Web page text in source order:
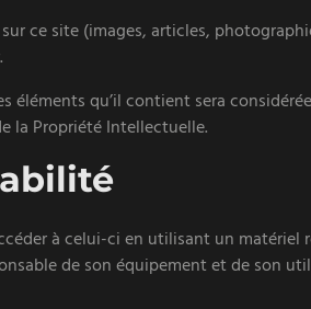
ce site (images, articles,
éléments qu’il contient sera
la Propriété Intellectuelle.
à celui-ci en utilisant un
de son équipement et de son